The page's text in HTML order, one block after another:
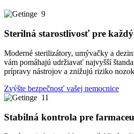
Sterilná starostlivosť pre
Moderné sterilizátory, umývačky a
vám pomáhajú udržiavať najvyšší
prípravy nástrojov a znižujú riziko
Zvýšte bezpečnosť vašej nemocnice
Stabilná kontrola pre